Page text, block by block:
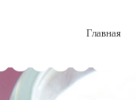
Главная